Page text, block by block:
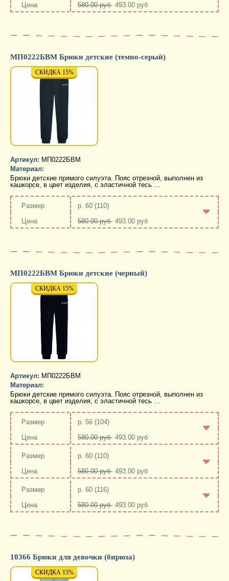
580.00 руб 493.00 руб
МП0222БВМ Брюки детские (темно-серый)
СКИДКА 15%
Артикул: МП0222БВМ
Материал:
Брюки детские прямого силуэта. Пояс отрезной, выполнен из
кашкорсе, в цвет изделия, с эластичной тесь …
р. 60 (110)
580.00 руб 493.00 руб
МП0222БВМ Брюки детские (черный)
СКИДКА 15%
Артикул: МП0222БВМ
Материал:
Брюки детские прямого силуэта. Пояс отрезной, выполнен из
кашкорсе, в цвет изделия, с эластичной тесь …
р. 56 (104)
580.00 руб 493.00 руб
-р. 60 (110)
580.00 руб 493.00 руб
-р. 60 (116)
580.00 руб 493.00 руб
10366 Брюки для девочки (бирюза)
СКИДКА 15%